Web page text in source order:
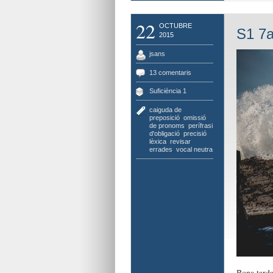
22 OCTUBRE
2015
jsans
13 comentaris
Suficiència 1
caiguda de
preposició, omissió
de pronoms perífrasi
d'obligació, precisió
lèxica, revisar
errades vocal neutra
S1